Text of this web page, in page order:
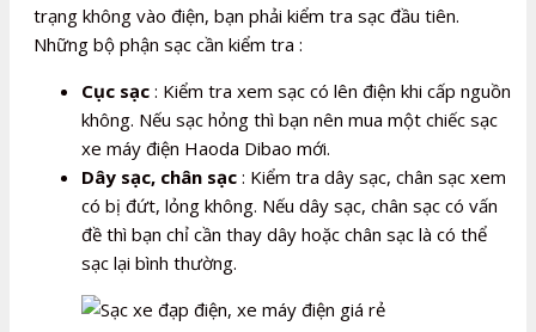
trạng không vào điện, bạn phải kiểm tra sạc đầu tiên.
Những bộ phận sạc cần kiểm tra :
Cục sạc : Kiểm tra xem sạc có lên điện khi cấp nguồn
không. Nếu sạc hỏng thì bạn nên mua một chiếc sạc
xe máy điện Haoda Dibao mới.
Dây sạc, chân sạc : Kiểm tra dây sạc, chân sạc xem
có bị đứt, lỏng không. Nếu dây sạc, chân sạc có vấn
đề thì bạn chỉ cần thay dây hoặc chân sạc là có thể
sạc lại bình thường.